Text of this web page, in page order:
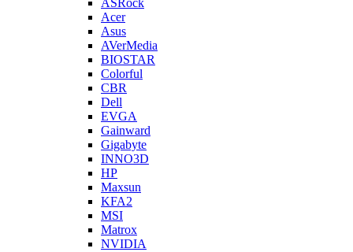
ASRock
Acer
Asus
AVerMedia
BIOSTAR
Colorful
CBR
Dell
EVGA
Gainward
Gigabyte
INNO3D
HP
Maxsun
KFA2
MSI
Matrox
NVIDIA